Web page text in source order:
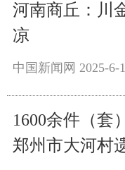
河南商丘：川
凉
中国新闻网 2025-6-
1600余件（套
郑州市大河村